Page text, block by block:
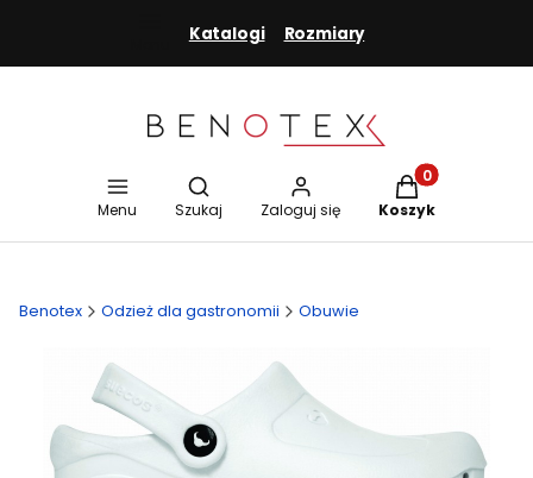
Katalogi Rozmiary
Menu
Otwórz wyszukiwarkę
Szukaj Zaloguj się
Produkty w
Koszyk
Benotex Odzież dla gastronomii Obuwie